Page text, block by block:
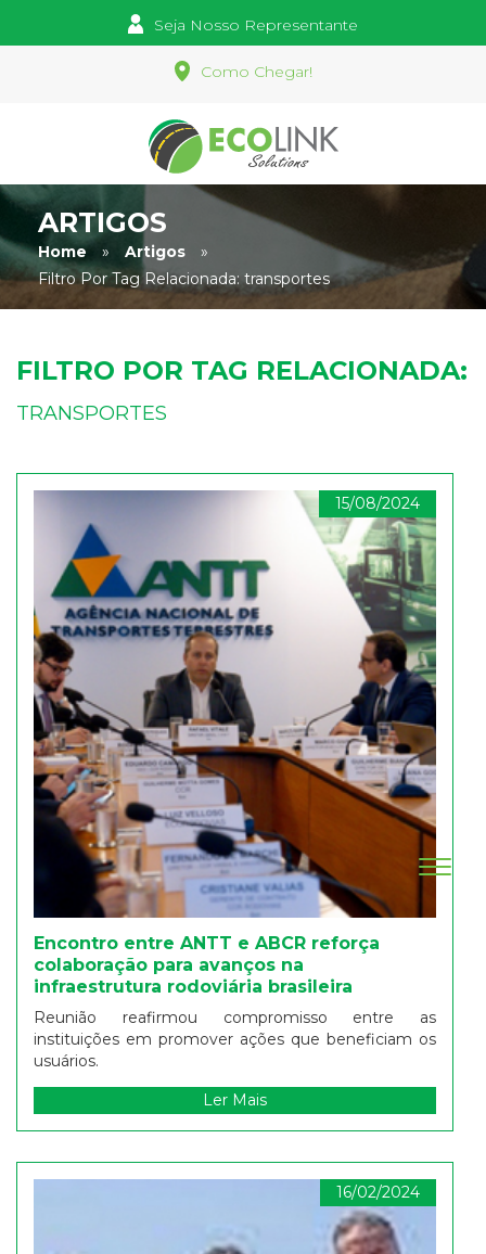
Seja Nosso Representante
Como Chegar!
ARTIGOS
Home » Artigos
»
Filtro Por Tag Relacionada:transportes
FILTRO POR TAG RELACIONADA:
TRANSPORTES
15/08/2024
Encontro entre ANTT e ABCR reforça
colaboração para avanços na
infraestrutura rodoviária brasileira
Reunião reafirmou compromisso entre as
instituições em promover ações que beneficiam os
usuários.
Ler Mais
16/02/2024